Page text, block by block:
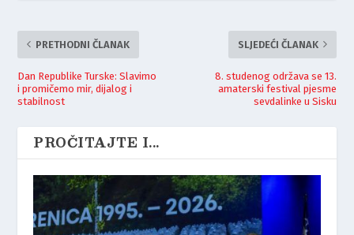
PRETHODNI ČLANAK
Dan Republike Turske: Slavimo
i promičemo mir, dijalog i
stabilnost
SLJEDEĆI ČLANAK
8. studenog održava se 13.
amaterski festival pjesme
sevdalinke u Sisku
PROČITAJTE I...